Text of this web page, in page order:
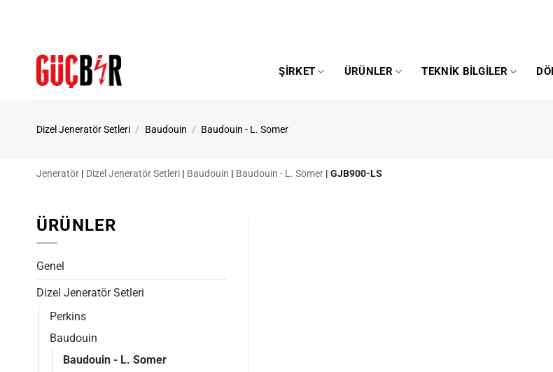
ŞIRKET ÜRÜNLER TEKNIK BILGILER
Dizel Jeneratör Setleri / Baudouin / Baudouin - L. Somer
Jeneratör | Dizel Jeneratör Setleri | Baudouin | Baudouin - L. Somer | GJB900-LS
ÜRÜNLER
Genel
Dizel Jeneratör Setleri
Perkins
Baudouin
Baudouin - L. Somer